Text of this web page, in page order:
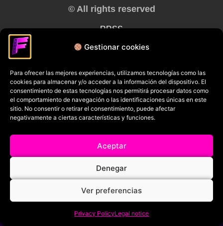
Gestionar cookies
Para ofrecer las mejores experiencias, utilizamos tecnologías como las
cookies para almacenar y/o acceder a la información del dispositivo. El
consentimiento de estas tecnologías nos permitirá procesar datos como
el comportamiento de navegación o las identificaciones únicas en este
sitio. No consentir o retirar el consentimiento, puede afectar
negativamente a ciertas características y funciones.
Aceptar
Denegar
Ver preferencias
Privacy PolicyLegal notice
© All rights reserved
RRSS